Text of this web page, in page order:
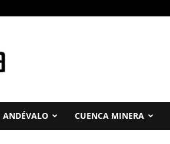
ANDÉVALO CUENCA MINERA